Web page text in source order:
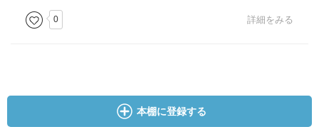
0 詳細をみる
本棚に登録する